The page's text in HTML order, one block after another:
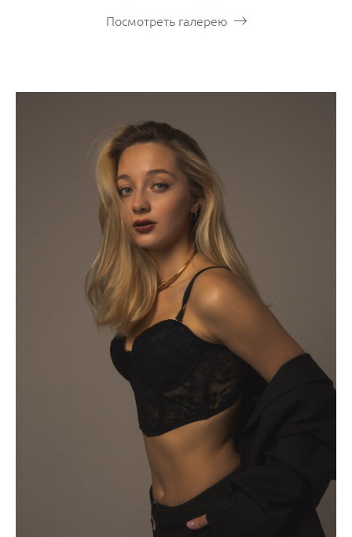
Посмотреть галерею